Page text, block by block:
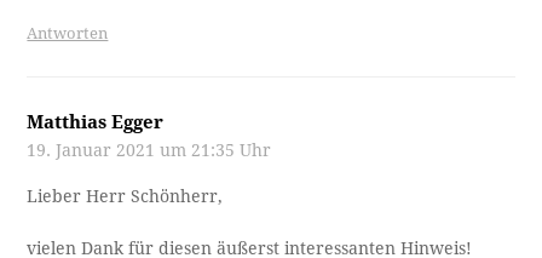
Antworten
Matthias Egger
19. Januar 2021 um 21:35 Uhr
Lieber Herr Schönherr,
vielen Dank für diesen äußerst interessanten Hinweis!